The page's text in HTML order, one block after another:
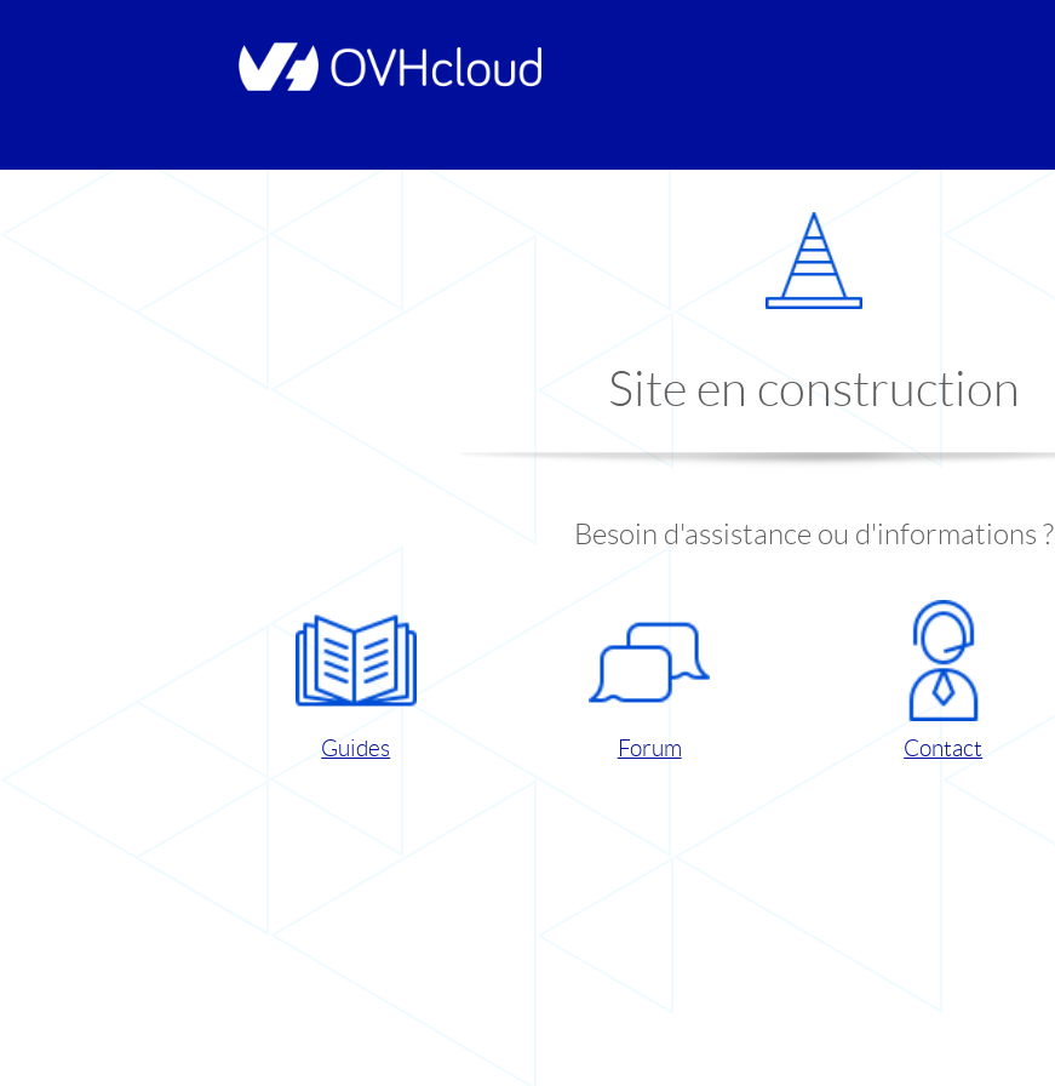
Site en construction
Besoin d'assistance ou d'informations ?
Guides Forum Contact